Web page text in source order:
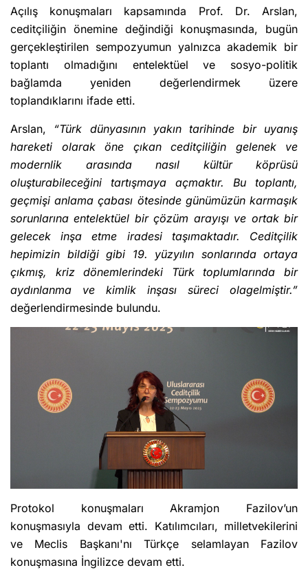
Açılış konuşmaları kapsamında Prof. Dr. Arslan,
ceditçiliğin önemine değindiği konuşmasında, bugün
gerçekleştirilen sempozyumun yalnızca akademik bir
toplantı olmadığını entelektüel ve sosyo-politik
bağlamda yeniden değerlendirmek üzere
toplandıklarını ifade etti.
Arslan, “Türk dünyasının yakın tarihinde bir uyanış
hareketi olarak öne çıkan ceditçiliğin gelenek ve
modernlik arasında nasıl kültür köprüsü
oluşturabileceğini tartışmaya açmaktır. Bu toplantı,
geçmişi anlama çabası ötesinde günümüzün karmaşık
sorunlarına entelektüel bir çözüm arayışı ve ortak bir
gelecek inşa etme iradesi taşımaktadır. Ceditçilik
hepimizin bildiği gibi 19. yüzyılın sonlarında ortaya
çıkmış, kriz dönemlerindeki Türk toplumlarında bir
aydınlanma ve kimlik inşası süreci olagelmiştir.”
değerlendirmesinde bulundu.
Protokol konuşmaları Akramjon Fazilov’un
konuşmasıyla devam etti. Katılımcıları, milletvekilerini
ve Meclis Başkanı'nı Türkçe selamlayan Fazilov
konuşmasına İngilizce devam etti.